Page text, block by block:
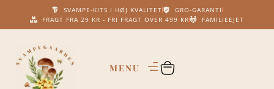
SVAMPE-KITS I HØJ KVALITET
GRO-GARANTI
FRAGT FRA 29 KR - FRI FRAGT OVER 499 KR
FAMILIEEJET